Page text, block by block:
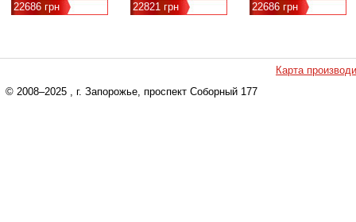
22686 грн 22821 грн 22686 грн
Карта
© 2008–2025 , г. Запорожье, проспект Соборный 177